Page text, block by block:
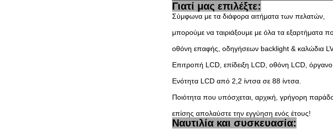
Γιατί μας επιλέξτε:
Σύμφωνα με τα διάφορα αιτήματα των πελατών,
μπορούμε να ταιριάξουμε με όλα τα εξαρτήματα
οθόνη επαφής, οδηγήσεων backlight & καλώδια
Επιτροπή LCD, επίδειξη LCD, οθόνη LCD, όργανο
Ενότητα LCD από 2,2 ίντσα σε 88 ίντσα.
Ποιότητα που υπόσχεται, αρχική, γρήγορη
επίσης απολαύστε την εγγύηση ενός έτους!
Ναυτιλία και συσκευασία: